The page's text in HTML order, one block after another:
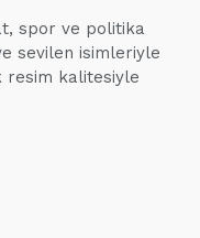
spor ve politika
sevilen isimleriyle
resim kalitesiyle